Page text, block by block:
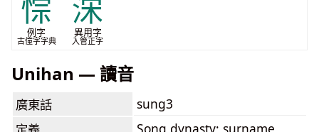
悰
例字
古僮字字典
浨
異用字
入管正字
Unihan — 讀音
廣東話
sung3
Song dynasty; surname